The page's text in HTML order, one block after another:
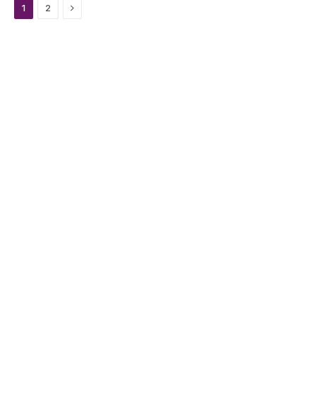
1 2 Next